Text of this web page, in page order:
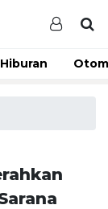
Hiburan